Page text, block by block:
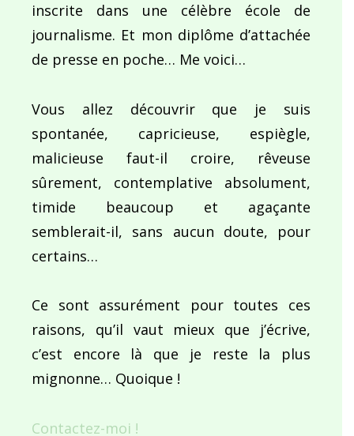
inscrite dans une célèbre école de
journalisme. Et mon diplôme d’attachée
de presse en poche… Me voici…
Vous allez découvrir que je suis
spontanée, capricieuse, espiègle,
malicieuse faut-il croire, rêveuse
sûrement, contemplative absolument,
timide beaucoup et agaçante
semblerait-il, sans aucun doute, pour
certains…
Ce sont assurément pour toutes ces
raisons, qu’il vaut mieux que j’écrive,
c’est encore là que je reste la plus
mignonne… Quoique !
Contactez-moi !